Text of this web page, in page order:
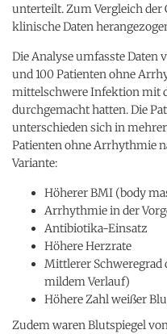
unterteilt. Zum Vergleich
klinische Daten
Die Analyse umfasste Daten
und 100 Patienten ohne
mittelschwere Infektion mit
durchgemacht hatten. Die
unterschieden sich in
Patienten ohne Arrhythmie
Variante:
Höherer BMI (body
Arrhythmie in der
Antibiotika-Einsatz
Höhere Herzrate
Mittlerer
mildem Verlauf)
Höhere Zahl weißer
Zudem waren Blutspiegel